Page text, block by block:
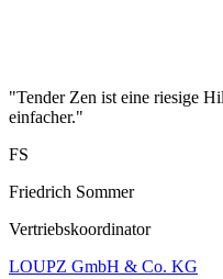
"Tender Zen ist eine riesige
einfacher."
FS
Friedrich Sommer
Vertriebskoordinator
LOUPZ GmbH & Co. KG